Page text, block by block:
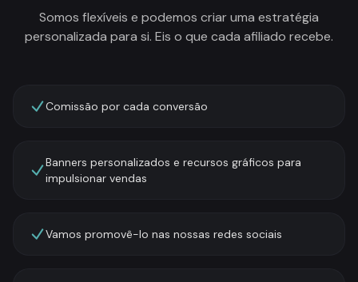
Somos flexíveis e podemos criar uma estratégia
personalizada para si. Eis o que cada afiliado recebe.
Comissão por cada conversão
Banners personalizados e recursos gráficos para
impulsionar vendas
Vamos promovê-lo nas nossas redes sociais